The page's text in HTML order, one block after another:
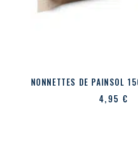
NONNETTES DE PAINSOL
4,95 €